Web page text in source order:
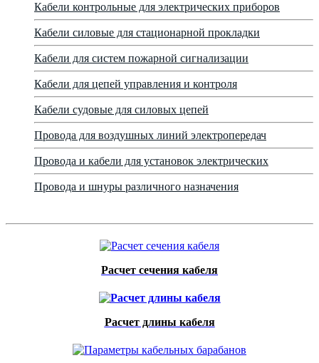
Кабели контрольные для электрических приборов
Кабели силовые для стационарной прокладки
Кабели для систем пожарной сигнализации
Кабели для цепей управления и контроля
Кабели судовые для силовых цепей
Провода для воздушных линий электропередач
Провода и кабели для установок электрических
Провода и шнуры различного назначения
Расчет сечения кабеля
Расчет длины кабеля